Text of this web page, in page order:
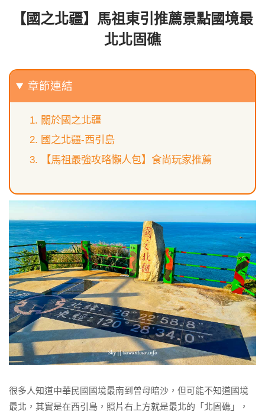
【國之北疆】馬祖東引推薦景點國境最
北北固礁
章節連結
關於國之北疆
國之北疆-西引島
【馬祖最強攻略懶人包】食尚玩家推薦
很多人知道中華民國國境最南到曾母暗沙，但可能不知道國境
最北，其實是在西引島，照片右上方就是最北的「北固礁」，